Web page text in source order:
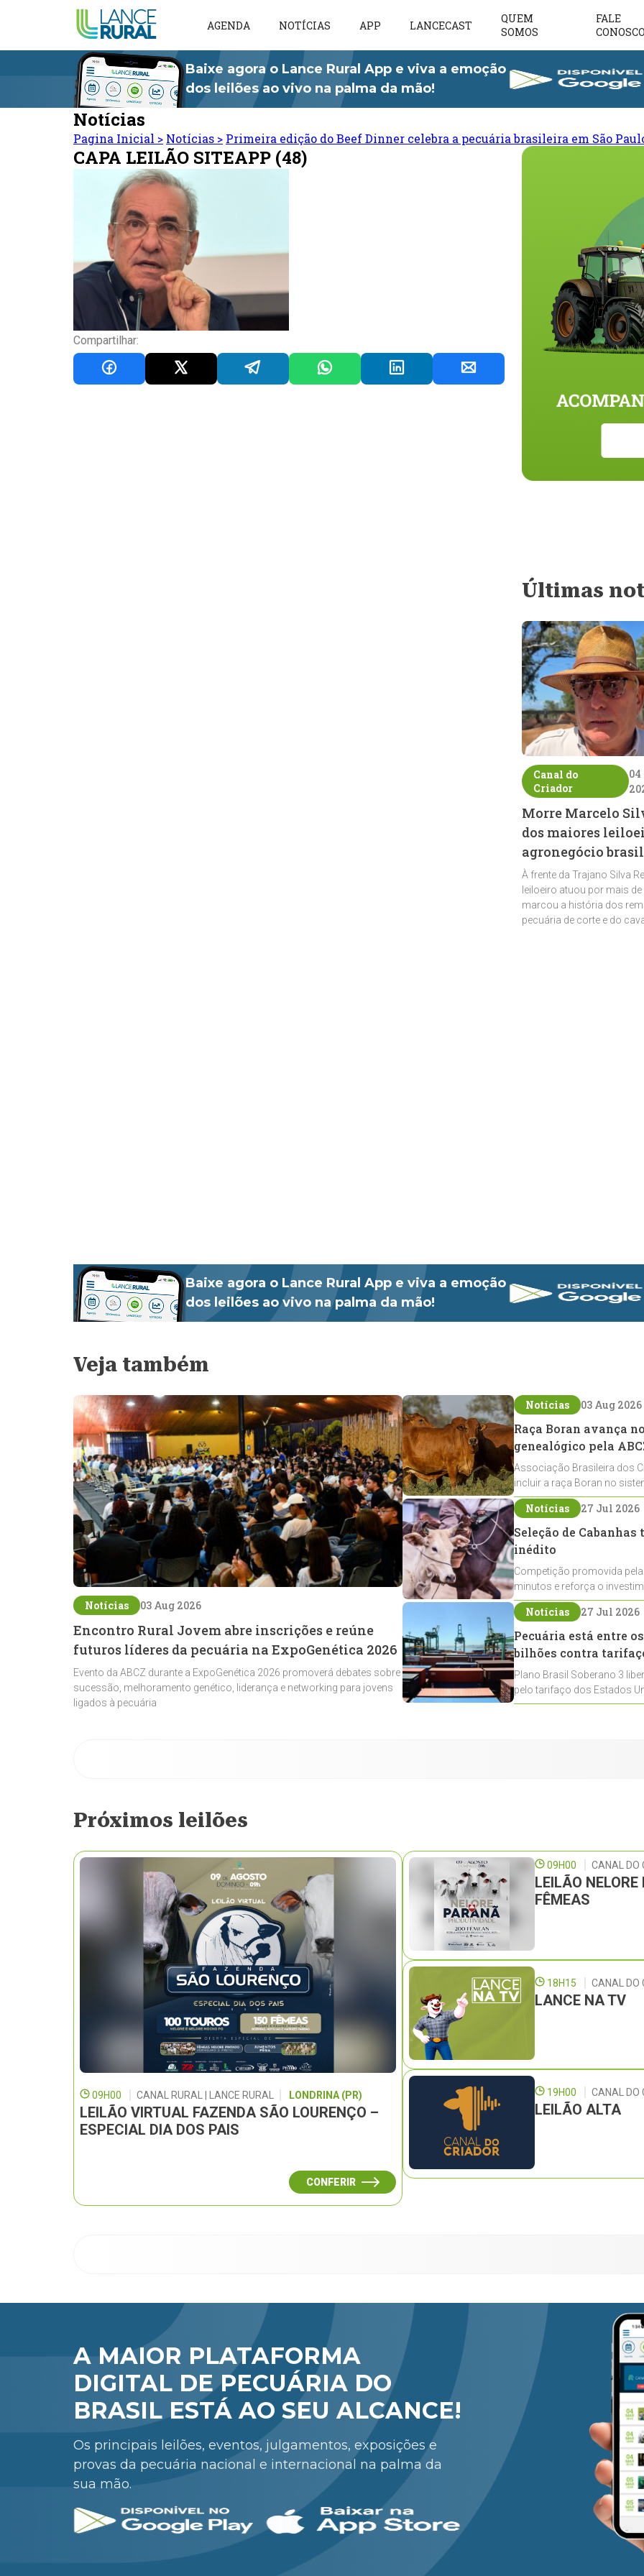
AGENDA NOTÍCIAS APP LANCECAST
QUEM
SOMOS
FALE
CONOSCO
Baixe agora o Lance Rural App e viva a emoção
dos leilões ao vivo na palma da mão!
Notícias
Pagina Inicial > Notícias > Primeira edição do Beef Dinner celebra a pecuária brasileira em São
CAPA LEILÃO SITEAPP (48)
Compartilhar:
Últimas
Canal do
Criador
04
Morre Marcelo
dos maiores
agronegócio
À frente da Trajano Silva
leiloeiro atuou por mais
marcou a história dos
pecuária de corte e do
Baixe agora o Lance Rural App e viva a emoção
dos leilões ao vivo na palma da mão!
Veja também
Notícias 03 Aug 2026
Encontro Rural Jovem abre inscrições e reúne
futuros líderes da pecuária na ExpoGenética 2026
Evento da ABCZ durante a ExpoGenética 2026 promoverá debates sobre
sucessão, melhoramento genético, liderança e networking para jovens
ligados à pecuária
Notícias 03 Aug 2026
Raça Boran avança
genealógico pela
Associação Brasileira dos
incluir a raça Boran no
expansão na pecuária
Notícias 27 Jul 2026
Seleção de
inédito
Competição promovida
minutos e reforça o
Crioulos voltados ao laço
Notícias 27 Jul 2026
Pecuária está entre
bilhões contra
Plano Brasil Soberano 3
pelo tarifaço dos Estados
contemplados
Próximos leilões
09H00 CANAL RURAL | LANCE RURAL LONDRINA (PR)
LEILÃO VIRTUAL FAZENDA SÃO LOURENÇO –
ESPECIAL DIA DOS PAIS
CONFERIR
09H00 CANAL DO
LEILÃO
FÊMEAS
18H15 CANAL DO
LANCE NA TV
19H00 CANAL DO
LEILÃO ALTA
A MAIOR PLATAFORMA
DIGITAL DE PECUÁRIA DO
BRASIL ESTÁ AO SEU ALCANCE!
Os principais leilões, eventos, julgamentos, exposições e
provas da pecuária nacional e internacional na palma da
sua mão.